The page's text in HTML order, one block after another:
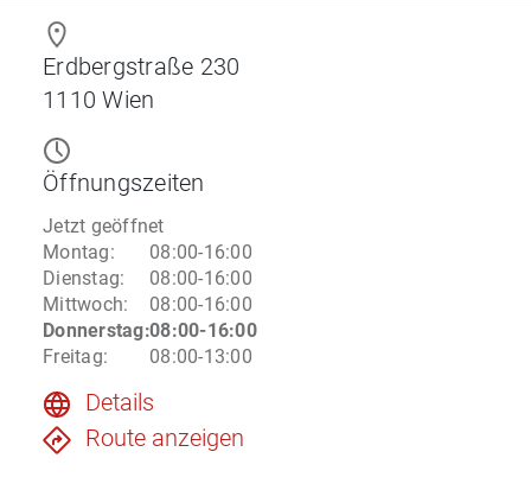
Erdbergstraße 230
1110 Wien
Öffnungszeiten
Jetzt geöffnet
Montag:
08:00-16:00
Dienstag:
08:00-16:00
Mittwoch:
08:00-16:00
Donnerstag:08:00-16:00
Freitag: 08:00-13:00
Details
Route anzeigen